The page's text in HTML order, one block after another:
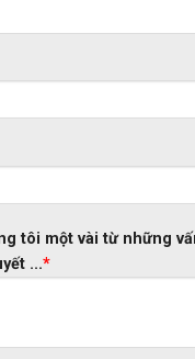
tôi một vài từ những
...*